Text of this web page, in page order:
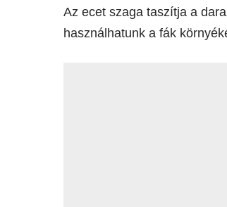
Az ecet szaga taszítja a
használhatunk a fák